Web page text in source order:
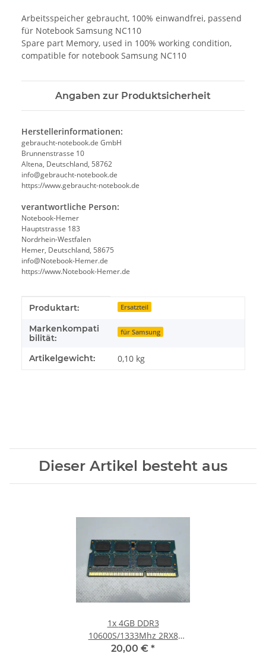
Arbeitsspeicher gebraucht, 100% einwandfrei, passend
für Notebook Samsung NC110
Spare part Memory, used in 100% working condition,
compatible for notebook Samsung NC110
Angaben zur Produktsicherheit
Herstellerinformationen:
gebraucht-notebook.de GmbH
Brunnenstrasse 10
Altena, Deutschland, 58762
info@gebraucht-notebook.de
https://www.gebraucht-notebook.de
verantwortliche Person:
Notebook-Hemer
Hauptstrasse 183
Nordrhein-Westfalen
Hemer, Deutschland, 58675
info@Notebook-Hemer.de
https://www.Notebook-Hemer.de
Produkteigenschaft
Wert
Produktart: Ersatzteil
Markenkompati
bilität:
für Samsung
Artikelgewicht: 0,10 kg
Dieser Artikel besteht aus
1x 4GB DDR3
10600S/1333Mhz 2RX8
Notebook SO-DIMM RAM
20,00 € *